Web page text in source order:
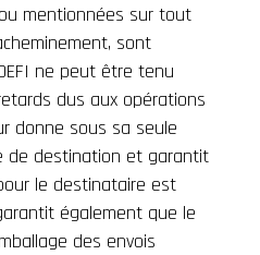
mentionnées sur tout
sont
ne peut être tenu
dus aux opérations
donne sous sa seule
de destination et garantit
le destinataire est
également que le
des envois